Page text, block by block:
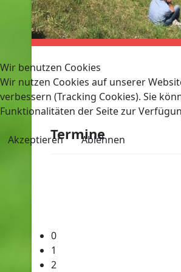
0
1
2
Termine
Wir benutzen Cookies
Wir nutzen Cookies auf unserer
verbessern (Tracking Cookies). Sie
Funktionalitäten der Seite zur
Akzeptieren
Ablehnen